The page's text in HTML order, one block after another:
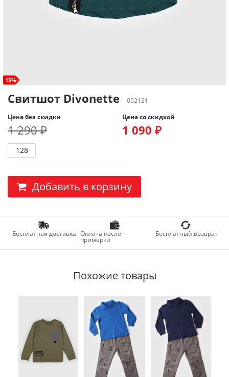
15%
Свитшот Divonette
052121
Цена без скидки
1 290 ₽
Цена со скидкой
1 090 ₽
128
Добавить в корзину
Бесплатная доставка Оплата после
примерки
Бесплатный возврат
Похожие товары